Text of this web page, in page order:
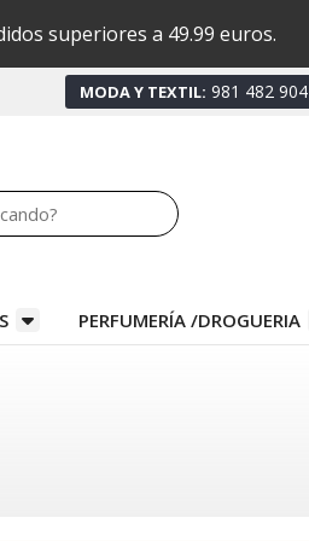
superiores a 49.99 euros.
MODA Y TEXTIL: 981 482 904
PERFUMERÍA /DROGUERIA